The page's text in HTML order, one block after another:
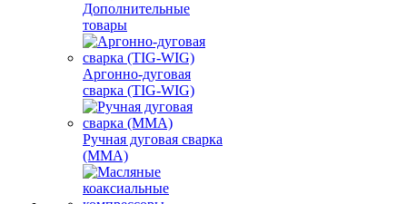
Дополнительные
товары
Аргонно-дуговая
сварка (TIG-WIG)
Ручная дуговая сварка
(MMA)